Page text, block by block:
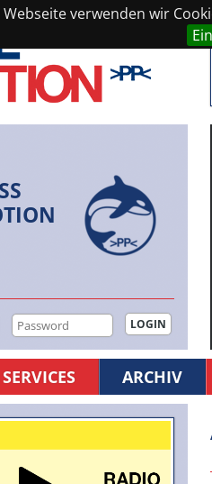
verwenden wir
SERVICES ARCHIV